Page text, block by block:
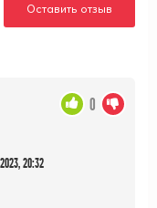
Оставить отзыв
20:32
0